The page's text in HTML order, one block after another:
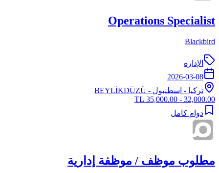
Operations Specialist
Blackbird
الإدارة
2026-03-08
تركيا - اسطنبول - BEYLİKDÜZÜ
32,000.00 - 35,000.00 TL
دوام كامل
مطلوب موظف / موظفة إدارية